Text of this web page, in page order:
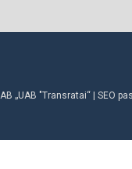
„UAB "Transratai“ | SEO